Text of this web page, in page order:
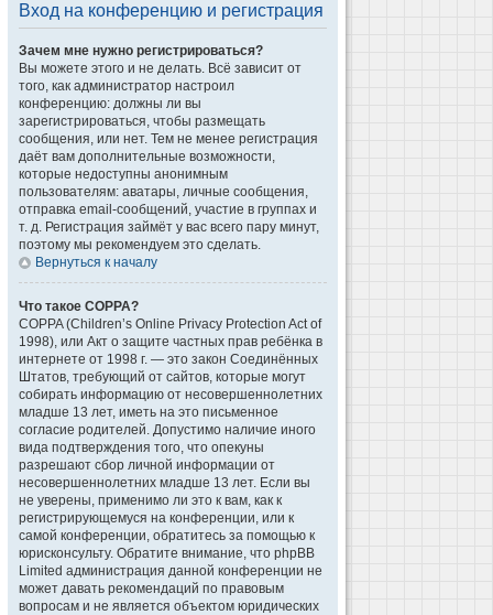
Вход на конференцию и регистрация
Зачем мне нужно регистрироваться?
Вы можете этого и не делать. Всё зависит от
того, как администратор настроил
конференцию: должны ли вы
зарегистрироваться, чтобы размещать
сообщения, или нет. Тем не менее регистрация
даёт вам дополнительные возможности,
которые недоступны анонимным
пользователям: аватары, личные сообщения,
отправка email-сообщений, участие в группах и
т. д. Регистрация займёт у вас всего пару минут,
поэтому мы рекомендуем это сделать.
Вернуться к началу
Что такое COPPA?
COPPA (Children’s Online Privacy Protection Act of
1998), или Акт о защите частных прав ребёнка в
интернете от 1998 г. — это закон Соединённых
Штатов, требующий от сайтов, которые могут
собирать информацию от несовершеннолетних
младше 13 лет, иметь на это письменное
согласие родителей. Допустимо наличие иного
вида подтверждения того, что опекуны
разрешают сбор личной информации от
несовершеннолетних младше 13 лет. Если вы
не уверены, применимо ли это к вам, как к
регистрирующемуся на конференции, или к
самой конференции, обратитесь за помощью к
юрисконсульту. Обратите внимание, что phpBB
Limited администрация данной конференции не
может давать рекомендаций по правовым
вопросам и не является объектом юридических